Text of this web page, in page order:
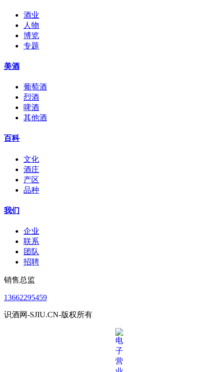
酒业
人物
博览
专题
美酒
葡萄酒
烈酒
啤酒
其他酒
百科
文化
酒庄
产区
品种
我们
企业
联系
团队
招聘
销售总监
13662295459
识酒网-SJIU.CN-版权所有